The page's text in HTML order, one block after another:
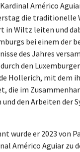
Américo
die traditionelle
Wiltz leiten und
bei einem der
des Jahres
den
Hollerich, mit dem
die im
den Arbeiten der
wurde er 2023 von
Américo Aguiar zu